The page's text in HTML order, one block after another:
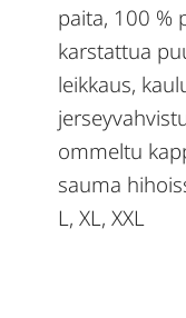
paita, 100 %
karstattua
leikkaus,
ommeltu
sauma
L, XL, XXL